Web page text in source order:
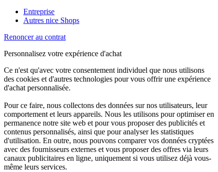
Entreprise
Autres nice Shops
Renoncer au contrat
Personnalisez votre expérience d'achat
Ce n'est qu'avec votre consentement individuel que nous utilisons
des cookies et d'autres technologies pour vous offrir une expérience
d'achat personnalisée.
Pour ce faire, nous collectons des données sur nos utilisateurs, leur
comportement et leurs appareils. Nous les utilisons pour optimiser en
permanence notre site web et pour vous proposer des publicités et
contenus personnalisés, ainsi que pour analyser les statistiques
d'utilisation. En outre, nous pouvons comparer vos données cryptées
avec des fournisseurs externes et vous proposer des offres via leurs
canaux publicitaires en ligne, uniquement si vous utilisez déjà vous-
même leurs services.